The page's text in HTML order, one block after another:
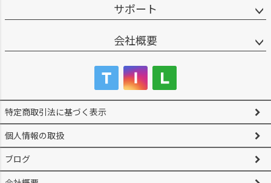
サポート
会社概要
特定商取引法に基づく表示
個人情報の取扱
ブログ